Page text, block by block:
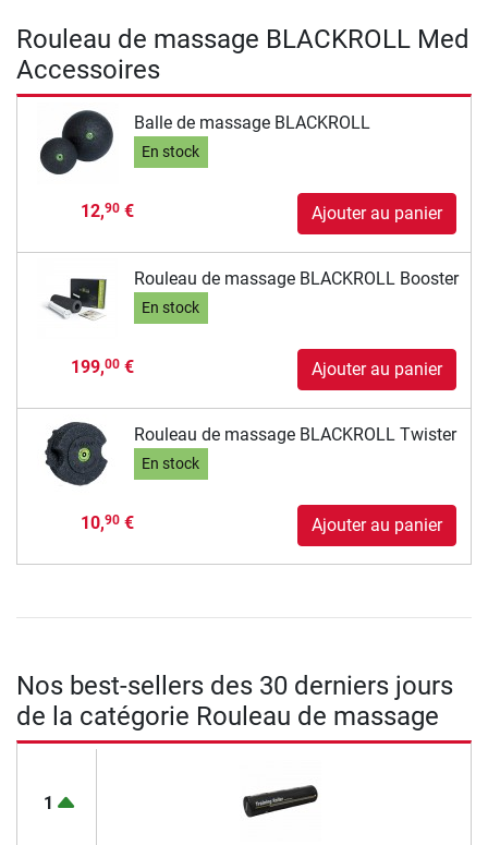
Rouleau de massage BLACKROLL Med
Accessoires
Balle de massage BLACKROLL
En stock
12,90€ Ajouter au panier
Rouleau de massage BLACKROLL Booster
En stock
199,00€ Ajouter au panier
Rouleau de massage BLACKROLL Twister
En stock
10,90€ Ajouter au panier
Nos best-sellers des 30 derniers jours
de la catégorie Rouleau de massage
1